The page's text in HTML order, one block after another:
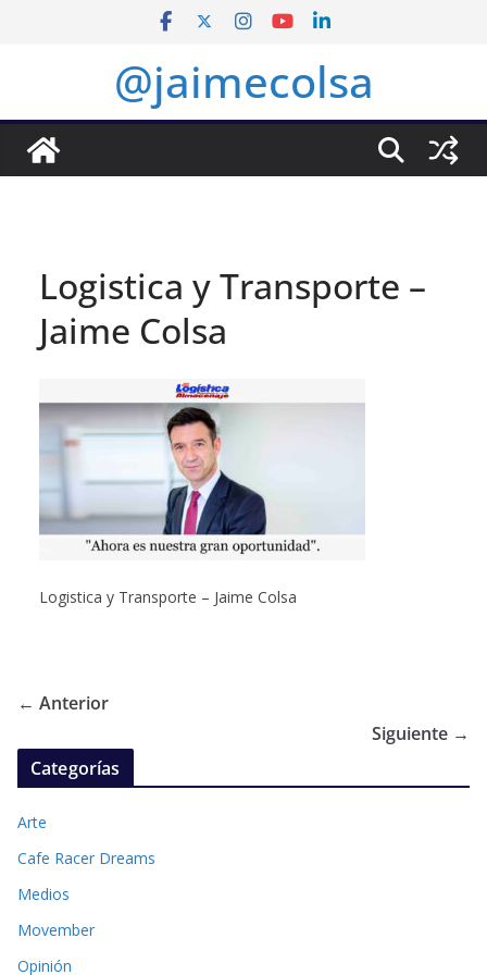
@jaimecolsa
Logistica y Transporte –
Jaime Colsa
Logistica y Transporte – Jaime Colsa
← Anterior
Siguiente →
Categorías
Arte
Cafe Racer Dreams
Medios
Movember
Opinión